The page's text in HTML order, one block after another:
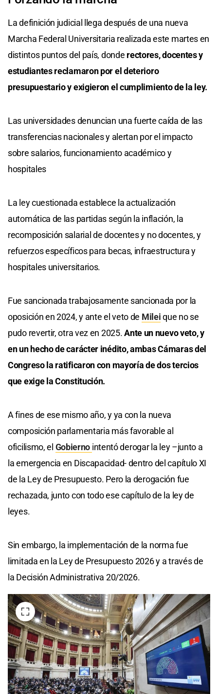
La definición judicial llega después de una nueva
Marcha Federal Universitaria realizada este martes en
distintos puntos del país, donde rectores, docentes y
estudiantes reclamaron por el deterioro
presupuestario y exigieron el cumplimiento de la ley.
Las universidades denuncian una fuerte caída de las
transferencias nacionales y alertan por el impacto
sobre salarios, funcionamiento académico y
hospitales
La ley cuestionada establece la actualización
automática de las partidas según la inflación, la
recomposición salarial de docentes y no docentes, y
refuerzos específicos para becas, infraestructura y
hospitales universitarios.
Fue sancionada trabajosamente sancionada por la
oposición en 2024, y ante el veto de Mileique no se
pudo revertir, otra vez en 2025.Ante un nuevo veto, y
en un hecho de carácter inédito, ambas Cámaras del
Congreso la ratificaron con mayoría de dos tercios
que exige la Constitución.
A fines de ese mismo año, y ya con la nueva
composición parlamentaria más favorable al
oficilismo, el Gobierno intentó derogar la ley –junto a
la emergencia en Discapacidad- dentro del capítulo XI
de la Ley de Presupuesto. Pero la derogación fue
rechazada, junto con todo ese capítulo de la ley de
leyes.
Sin embargo, la implementación de la norma fue
limitada en la Ley de Presupuesto 2026 y a través de
la Decisión Administrativa 20/2026.